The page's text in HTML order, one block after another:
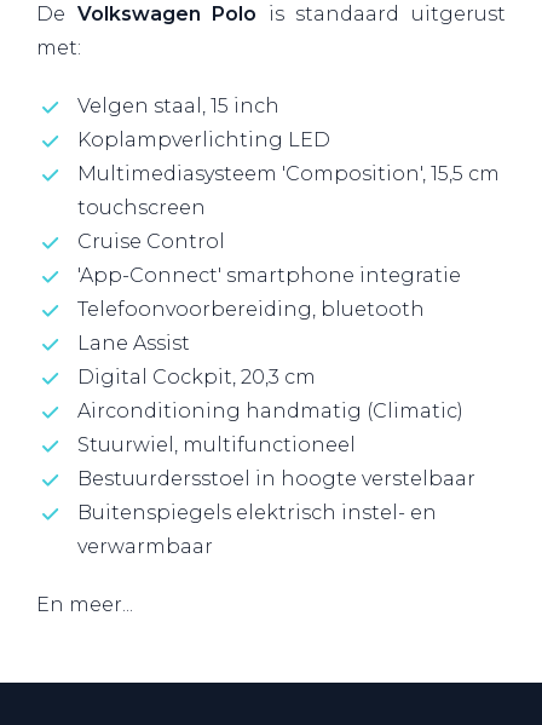
De Volkswagen Polo is standaard uitgerust
met:
Velgen staal, 15 inch
Koplampverlichting LED
Multimediasysteem 'Composition', 15,5 cm
touchscreen
Cruise Control
'App-Connect' smartphone integratie
Telefoonvoorbereiding, bluetooth
Lane Assist
Digital Cockpit, 20,3 cm
Airconditioning handmatig (Climatic)
Stuurwiel, multifunctioneel
Bestuurdersstoel in hoogte verstelbaar
Buitenspiegels elektrisch instel- en
verwarmbaar
En meer...